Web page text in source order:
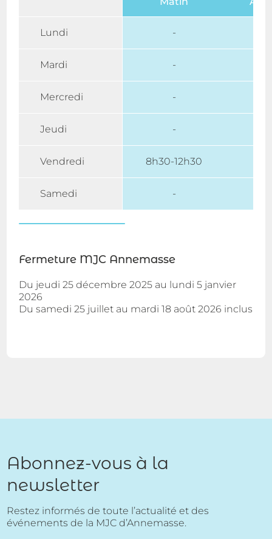
Lundi -
Mardi -
Mercredi -
Jeudi -
Vendredi 8h30-12h30
Samedi -
Fermeture MJC Annemasse
Du jeudi 25 décembre 2025 au lundi 5 janvier
2026
Du samedi 25 juillet au mardi 18 août 2026 inclus
Abonnez-vous à la
newsletter
Restez informés de toute l’actualité et des
événements de la MJC d’Annemasse.